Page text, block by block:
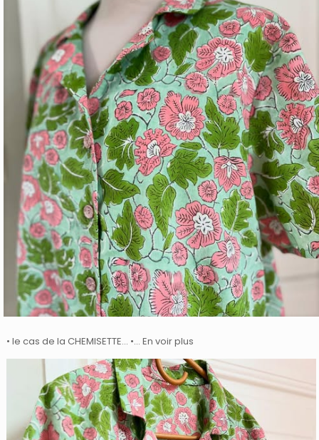
• le cas de la CHEMISETTE… •… En voir plus